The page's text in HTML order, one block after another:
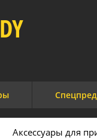
Аксессуары для